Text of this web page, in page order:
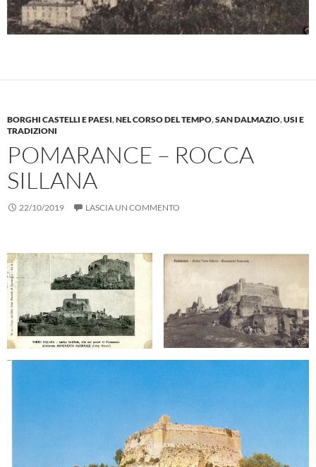
BORGHI CASTELLI E PAESI,NEL CORSO DEL TEMPO,SAN DALMAZIO,USI E
TRADIZIONI
POMARANCE – ROCCA
SILLANA
22/10/2019 LASCIA UN COMMENTO